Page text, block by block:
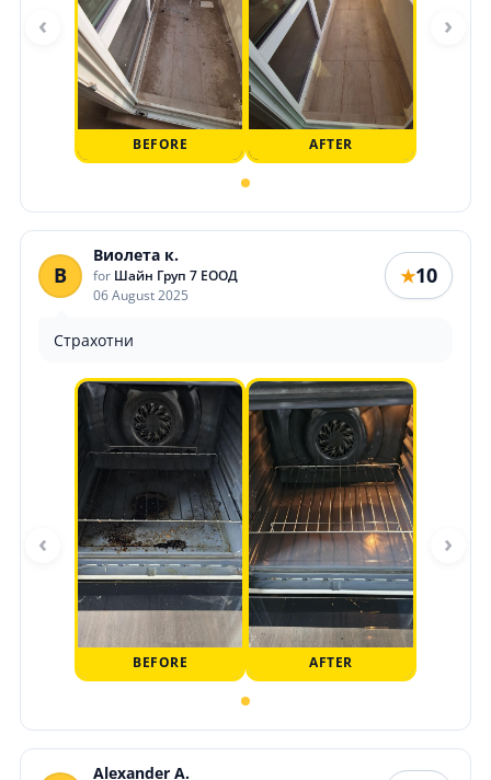
BEFORE AFTER
‹ ›
В
Виолета к.
for Шайн Груп 7 ЕООД
06 August 2025
★10
Страхотни
BEFORE AFTER
‹ ›
Alexander A.